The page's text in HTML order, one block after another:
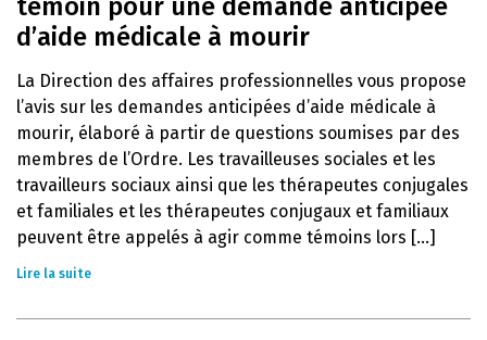
témoin pour une demande anticipée
d’aide médicale à mourir
La Direction des affaires professionnelles vous propose
l’avis sur les demandes anticipées d’aide médicale à
mourir, élaboré à partir de questions soumises par des
membres de l’Ordre. Les travailleuses sociales et les
travailleurs sociaux ainsi que les thérapeutes conjugales
et familiales et les thérapeutes conjugaux et familiaux
peuvent être appelés à agir comme témoins lors [...]
Lire la suite